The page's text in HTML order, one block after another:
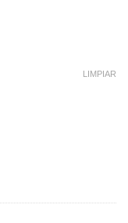
LIMPIAR